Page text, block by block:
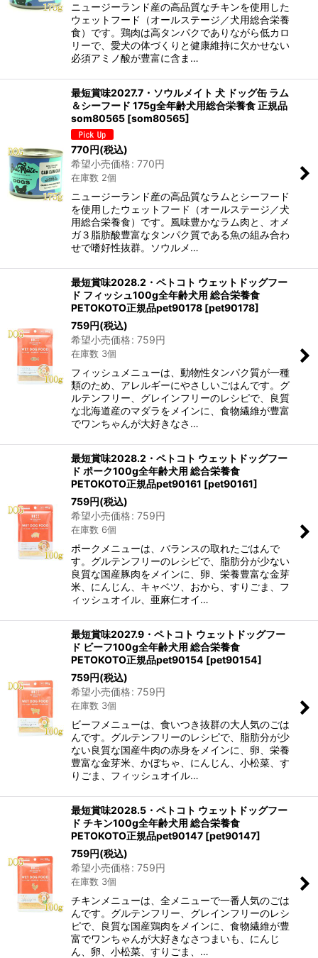
ニュージーランド産の高品質なチキンを使用した
ウェットフード（オールステージ／犬用総合栄養
食）です。鶏肉は高タンパクでありながら低カロ
リーで、愛犬の体づくりと健康維持に欠かせない
必須アミノ酸が豊富に含ま…
最短賞味2027.7・ソウルメイト 犬 ドッグ缶 ラム
＆シーフード 175g全年齢犬用総合栄養食 正規品
som80565 [som80565]
770円(税込)
希望小売価格: 770円
在庫数 2個
ニュージーランド産の高品質なラムとシーフード
を使用したウェットフード（オールステージ／犬
用総合栄養食）です。風味豊かなラム肉と、オメ
ガ３脂肪酸豊富なタンパク質である魚の組み合わ
せで嗜好性抜群。ソウルメ…
最短賞味2028.2・ペトコト ウェットドッグフー
ド フィッシュ100g全年齢犬用 総合栄養食
PETOKOTO正規品pet90178 [pet90178]
759円(税込)
希望小売価格: 759円
在庫数 3個
フィッシュメニューは、動物性タンパク質が一種
類のため、アレルギーにやさしいごはんです。グ
ルテンフリー、グレインフリーのレシピで、良質
な北海道産のマダラをメインに、食物繊維が豊富
でワンちゃんが大好きなさ…
最短賞味2028.2・ペトコト ウェットドッグフー
ド ポーク100g全年齢犬用 総合栄養食
PETOKOTO正規品pet90161 [pet90161]
759円(税込)
希望小売価格: 759円
在庫数 6個
ポークメニューは、バランスの取れたごはんで
す。グルテンフリーのレシピで、脂肪分が少ない
良質な国産豚肉をメインに、卵、栄養豊富な金芽
米、にんじん、キャベツ、おから、すりごま、フ
ィッシュオイル、亜麻仁オイ…
最短賞味2027.9・ペトコト ウェットドッグフー
ド ビーフ100g全年齢犬用 総合栄養食
PETOKOTO正規品pet90154 [pet90154]
759円(税込)
希望小売価格: 759円
在庫数 3個
ビーフメニューは、食いつき抜群の大人気のごは
んです。グルテンフリーのレシピで、脂肪分が少
ない良質な国産牛肉の赤身をメインに、卵、栄養
豊富な金芽米、かぼちゃ、にんじん、小松菜、す
りごま、フィッシュオイル…
最短賞味2028.5・ペトコト ウェットドッグフー
ド チキン100g全年齢犬用 総合栄養食
PETOKOTO正規品pet90147 [pet90147]
759円(税込)
希望小売価格: 759円
在庫数 3個
チキンメニューは、全メニューで一番人気のごは
んです。グルテンフリー、グレインフリーのレシ
ピで、良質な国産鶏肉をメインに、食物繊維が豊
富でワンちゃんが大好きなさつまいも、にんじ
ん、卵、小松菜、すりごま、…